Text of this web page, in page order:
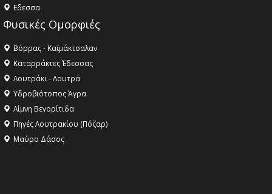
Eδεσσα
Φυσικές Ομορφιές
Βόρρας - Καϊμάκτσαλαν
Καταρράκτες Έδεσσας
Λουτράκι - Λουτρά
Υδροβιότοπος Άγρα
Λίμνη Βεγορίτιδα
Πηγές Λουτρακίου (Πόζαρ)
Μαύρο Δάσος